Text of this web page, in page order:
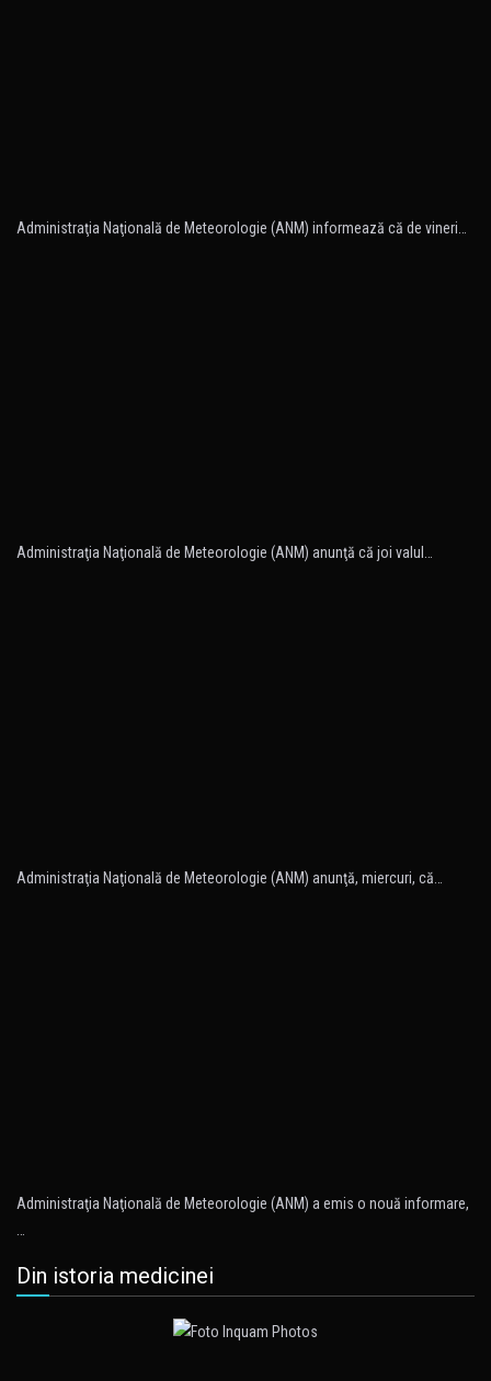
Administraţia Naţională de Meteorologie (ANM) informează că de vineri…
Administraţia Naţională de Meteorologie (ANM) anunţă că joi valul…
Administraţia Naţională de Meteorologie (ANM) anunţă, miercuri, că…
Administraţia Naţională de Meteorologie (ANM) a emis o nouă informare,
Din istoria medicinei